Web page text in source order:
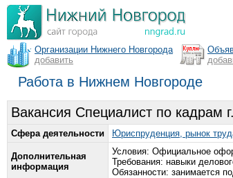
Организации Нижнего Новгорода
добавить
Работа в Нижнем Новгороде
Вакансия Специалист по кадрам
Сфера деятельности Юриспруденция, рынок
Дополнительная
информация
Условия: Официальное
Требования: навыки
Обязанности: занимается